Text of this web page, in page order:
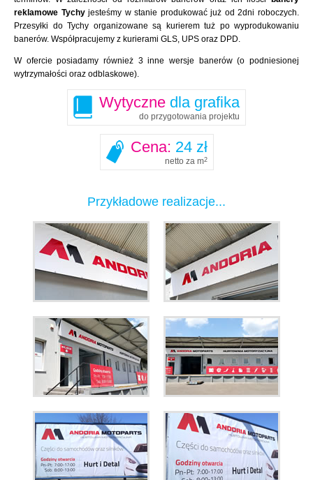
reklamowe Tychyjesteśmy w stanie produkować już od 2dni roboczych.
Przesyłki do Tychy organizowane są kurierem tuż po wyprodukowaniu
banerów. Współpracujemy z kurierami GLS, UPS oraz DPD.
W ofercie posiadamy również 3 inne wersje banerów (o podniesionej
wytrzymałości oraz odblaskowe).
Wytyczne dla grafika
do przygotowania projektu
Cena: 24 zł
netto za m2
Przykładowe realizacje...